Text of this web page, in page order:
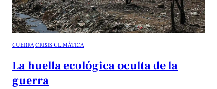
GUERRA CRISIS CLIMÁTICA
​​​​​​​​​​​​​​La huella ecológica oculta de la
guerra